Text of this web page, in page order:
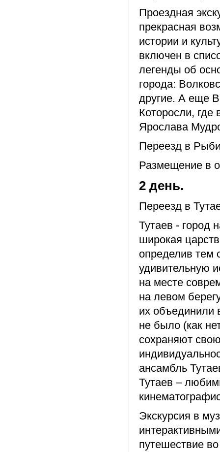
Проездная
прекрасная
истории и
включен в
легенды об
города:
другие. А еще
Которосли,
Ярослава
Переезд в
Размещение в
2 день.
Переезд в
Тутаев - город
широкая
определив тем
удивительную
на месте
на левом
их объединили
не было (как
сохраняют
ансамбль
Тутаев –
Экскурсия в
путешествие